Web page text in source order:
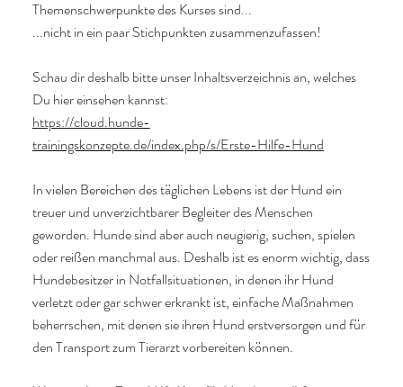
Themenschwerpunkte des Kurses sind...
...nicht in ein paar Stichpunkten zusammenzufassen!
Schau dir deshalb bitte unser Inhaltsverzeichnis an, welches
Du hier einsehen kannst:
https://cloud.hunde-
trainingskonzepte.de/index.php/s/Erste-Hilfe-Hund
In vielen Bereichen des täglichen Lebens ist der Hund ein
treuer und unverzichtbarer Begleiter des Menschen
geworden. Hunde sind aber auch neugierig, suchen, spielen
oder reißen manchmal aus. Deshalb ist es enorm wichtig, dass
Hundebesitzer in Notfallsituationen, in denen ihr Hund
verletzt oder gar schwer erkrankt ist, einfache Maßnahmen
beherrschen, mit denen sie ihren Hund erstversorgen und für
den Transport zum Tierarzt vorbereiten können.